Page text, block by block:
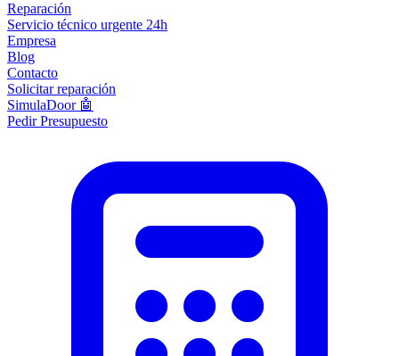
Reparación
Servicio técnico urgente 24h
Empresa
Blog
Contacto
Solicitar reparación
SimulaDoor 🤖
Pedir Presupuesto